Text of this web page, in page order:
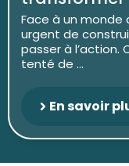
Face à un monde
urgent de
passer à l’action.
tenté de ...
En savoir